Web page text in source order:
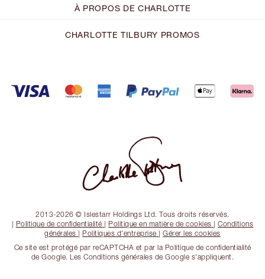
À PROPOS DE CHARLOTTE
CHARLOTTE TILBURY PROMOS
2013-2026 © Islestarr Holdings Ltd. Tous droits réservés.
| Politique de confidentialité |Politique en matière de cookies |Conditions
générales |Politiques d'entreprise |Gérer les cookies
Ce site est protégé par reCAPTCHA et par la Politique de confidentialité
de Google. Les Conditions générales de Google s'appliquent.